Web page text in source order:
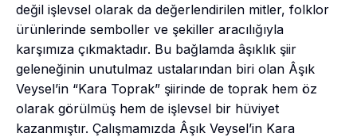
değil işlevsel olarak da değerlendirilen mitler, folklor
ürünlerinde semboller ve şekiller aracılığıyla
karşımıza çıkmaktadır. Bu bağlamda âşıklık şiir
geleneğinin unutulmaz ustalarından biri olan Âşık
Veysel’in “Kara Toprak” şiirinde de toprak hem öz
olarak görülmüş hem de işlevsel bir hüviyet
kazanmıştır. Çalışmamızda Âşık Veysel’in Kara